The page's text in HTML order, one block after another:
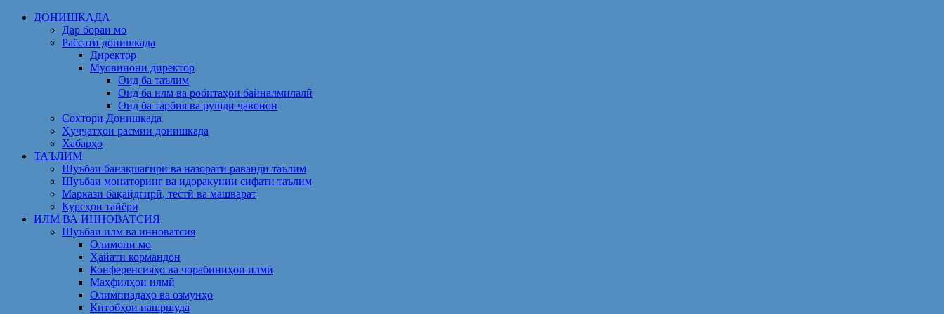
Skip
ДОНИШКАДА
Дар бораи мо
Раёсати донишкада
Директор
Муовинони директор
Оид ба таълим
Оид ба илм ва робитаҳои байналмилалӣ
Оид ба тарбия ва рушди ҷавонон
Сохтори Донишкада
Ҳуҷҷатҳои расмии донишкада
Хабарҳо
ТАЪЛИМ
Шуъбаи банақшагирӣ ва назорати раванди таълим
Шуъбаи мониторинг ва идоракунии сифати таълим
Маркази бақайдгирӣ, тестӣ ва машварат
Курсҳои тайёрӣ
ИЛМ ВА ИННОВАТСИЯ
Шуъбаи илм ва инноватсия
Олимони мо
Ҳайати кормандон
Конференсияҳо ва чорабиниҳои илмӣ
Маҳфилҳои илмӣ
Олимпиадаҳо ва озмунҳо
Китобҳои нашршуда